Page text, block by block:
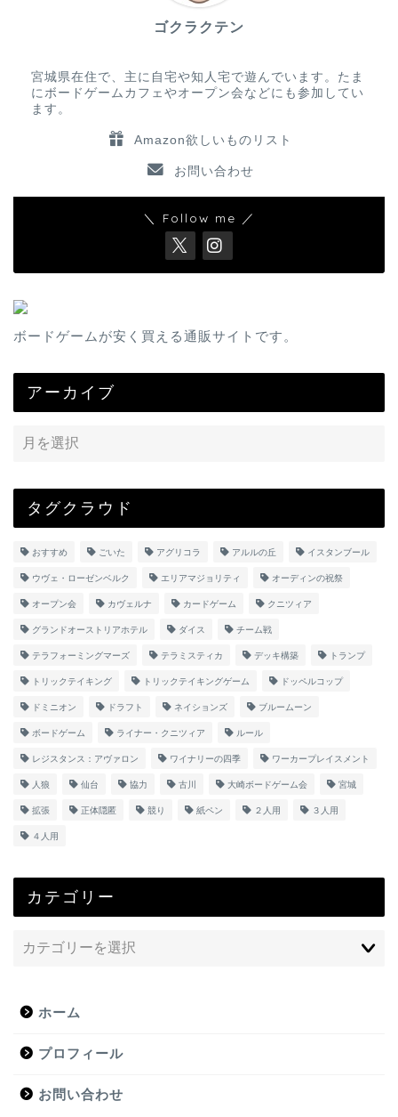
ゴクラクテン
宮城県在住で、主に自宅や知人宅で遊んでいます。たま
にボードゲームカフェやオープン会などにも参加してい
ます。
Amazon欲しいものリスト
お問い合わせ
＼ Follow me ／
ボードゲームが安く買える通販サイトです。
アーカイブ
タグクラウド
おすすめ ごいた アグリコラ アルルの丘 イスタンブール
ウヴェ・ローゼンベルク エリアマジョリティ オーディンの祝祭
オープン会 カヴェルナ カードゲーム クニツィア
グランドオーストリアホテル ダイス チーム戦
テラフォーミングマーズ テラミスティカ デッキ構築 トランプ
トリックテイキング トリックテイキングゲーム ドッペルコップ
ドミニオン ドラフト ネイションズ ブルームーン
ボードゲーム ライナー・クニツィア ルール
レジスタンス：アヴァロン ワイナリーの四季 ワーカープレイスメント
人狼 仙台 協力 古川 大崎ボードゲーム会 宮城
拡張 正体隠匿 競り 紙ペン ２人用 ３人用
４人用
カテゴリー
ホーム
プロフィール
お問い合わせ